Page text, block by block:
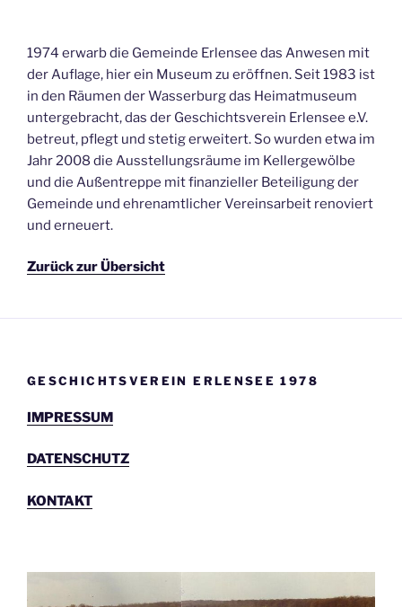
1974 erwarb die Gemeinde Erlensee das Anwesen mit
der Auflage, hier ein Museum zu eröffnen. Seit 1983 ist
in den Räumen der Wasserburg das Heimatmuseum
untergebracht, das der Geschichtsverein Erlensee e.V.
betreut, pflegt und stetig erweitert. So wurden etwa im
Jahr 2008 die Ausstellungsräume im Kellergewölbe
und die Außentreppe mit finanzieller Beteiligung der
Gemeinde und ehrenamtlicher Vereinsarbeit renoviert
und erneuert.
Zurück zur Übersicht
GESCHICHTSVEREIN ERLENSEE 1978
IMPRESSUM
DATENSCHUTZ
KONTAKT